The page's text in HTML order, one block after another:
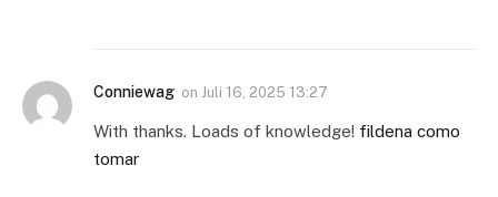
Conniewag on Juli 16, 2025 13:27
With thanks. Loads of knowledge! fildena como
tomar